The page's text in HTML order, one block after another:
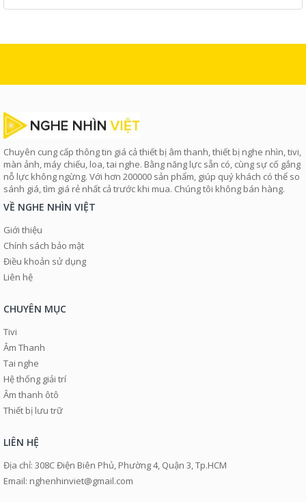
Chuyên cung cấp thông tin giá cả thiết bị âm thanh, thiết bị nghe nhìn, tivi,
màn ảnh, máy chiếu, loa, tai nghe. Bằng năng lực sẵn có, cùng sự cố gắng
nỗ lực không ngừng. Với hơn 200000 sản phẩm, giúp quý khách có thể so
sánh giá, tìm giá rẻ nhất cả trước khi mua. Chúng tôi không bán hàng.
VỀ NGHE NHÌN VIỆT
Giới thiệu
Chính sách bảo mật
Điều khoản sử dụng
Liên hệ
CHUYÊN MỤC
Tivi
Âm Thanh
Tai nghe
Hệ thống giải trí
Âm thanh ôtô
Thiết bị lưu trữ
LIÊN HỆ
Địa chỉ: 308C Điện Biên Phủ, Phường 4, Quận 3, Tp.HCM
Email: nghenhinviet@gmail.com